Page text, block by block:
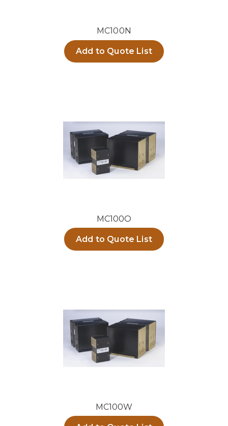
MC100N
Add to Quote List
MC100O
Add to Quote List
MC100W